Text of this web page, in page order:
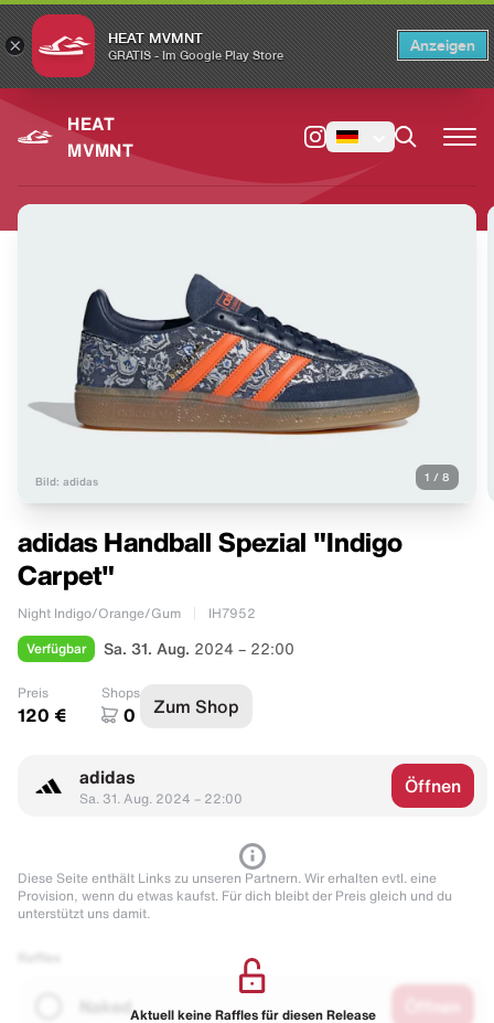
× HEAT MVMNT
GRATIS - Im Google Play Store
Anzeigen
HEAT
MVMNT
Bild: adidas 1 / 8
adidas Handball Spezial "Indigo
Carpet"
Night Indigo/Orange/Gum IH7952
Verfügbar Sa. 31. Aug. 2024 – 22:00
Preis
120 €
Shops
0 Zum Shop
adidas
Sa. 31. Aug. 2024 – 22:00
Öffnen
Diese Seite enthält Links zu unseren Partnern. Wir erhalten evtl. eine
Provision, wenn du etwas kaufst. Für dich bleibt der Preis gleich und du
unterstützt uns damit.
Naked Aktuell keine Raffles für diesen Release
Switch to the English version? Switch ×